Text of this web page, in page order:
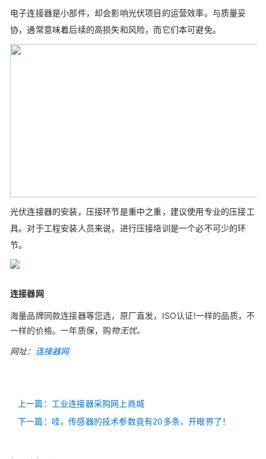
电子连接器是小部件，却会影响光伏项目的运营效率。与质量妥
协，通常意味着后续的高损失和风险，而它们本可避免。
光伏连接器的安装，压接环节是重中之重，建议使用专业的压接工
具。对于工程安装人员来说，进行压接培训是一个必不可少的环
节。
连接器网
海量品牌同款连接器等您选， 原厂直发，ISO认证!一样的品质，不
一样的价格。一年质保，购物无忧。
网址： 连接器网
上一篇：工业连接器采购网上商城
下一篇：哇，传感器的技术参数竟有20多条，开眼界了！